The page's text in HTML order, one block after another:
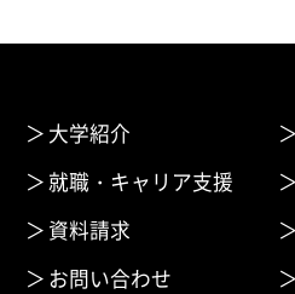
大学紹介
就職・キャリア支援
資料請求
お問い合わせ